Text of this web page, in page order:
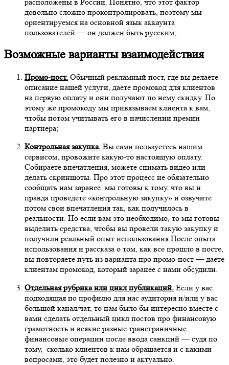
довольно сложно проконтролировать, поэтому мы
ориентируемся на основной язык аккаунта
пользователей — он должен быть русским;
Возможные варианты взаимодействия
Промо-пост. Обычный рекламный пост, где вы делаете
описание нашей услуги, даете промокод для клиентов
на первую оплату и они получают по нему скидку. По
этому же промокоду мы привязываем клиента к вам,
чтобы потом учитывать его в начислении премии
партнера;
Контрольная закупка. Вы сами пользуетесь нашим
сервисом, провожите какую-то настоящую оплату.
Собираете впечатления, можете снимать видео или
делать скриншоты. Про этот процесс не обязательно
сообщать нам заранее: мы готовы к тому, что вы и
правда проведете «контрольную закупку» и озвучите
потом свои впечатления так, как получилось в
реальности. Но если вам это необходимо, то мы готовы
выделить средства, чтобы вы провели такую закупку и
получили реальный опыт использования После опыта
использования и рассказа о том, как все прошло в посте,
вы повторяете путь из варианта про промо-пост — даете
клиентам промокод, который заранее с нами обсудили.
Отдельная рубрика или цикл публикаций. Если у вас
подходящая по профилю для нас аудитория и/или у вас
большой канал/чат, то нам было бы интересно вместе с
вами сделать отдельный цикл постов про финансовую
грамотность и всякие разные трансграничные
финансовые операции после ввода санкций — судя по
тому, сколько клиентов к нам обращается и с какими
вопросами, это будет полезно и актуально.